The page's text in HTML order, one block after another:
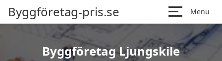
Byggföretag-pris.se Menu
Byggföretag Ljungskile